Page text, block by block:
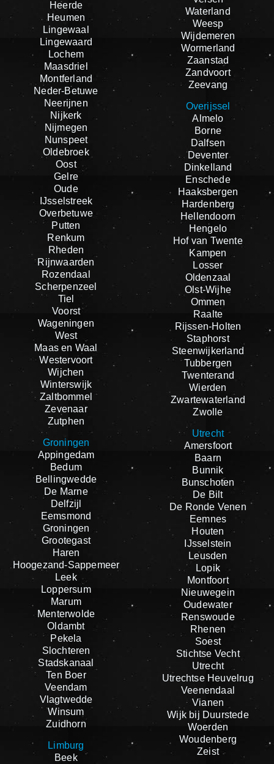
Heerde
Heumen
Lingewaal
Lingewaard
Lochem
Maasdriel
Montferland
Neder-Betuwe
Neerijnen
Nijkerk
Nijmegen
Nunspeet
Oldebroek
Oost
Gelre
Oude
IJsselstreek
Overbetuwe
Putten
Renkum
Rheden
Rijnwaarden
Rozendaal
Scherpenzeel
Tiel
Voorst
Wageningen
West
Maas en Waal
Westervoort
Wijchen
Winterswijk
Zaltbommel
Zevenaar
Zutphen
Groningen
Appingedam
Bedum
Bellingwedde
De Marne
Delfzijl
Eemsmond
Groningen
Grootegast
Haren
Hoogezand-Sappemeer
Leek
Loppersum
Marum
Menterwolde
Oldambt
Pekela
Slochteren
Stadskanaal
Ten Boer
Veendam
Vlagtwedde
Winsum
Zuidhorn
Limburg
Beek
Waterland
Weesp
Wijdemeren
Wormerland
Zaanstad
Zandvoort
Zeevang
Overijssel
Almelo
Borne
Dalfsen
Deventer
Dinkelland
Enschede
Haaksbergen
Hardenberg
Hellendoorn
Hengelo
Hof van Twente
Kampen
Losser
Oldenzaal
Olst-Wijhe
Ommen
Raalte
Rijssen-Holten
Staphorst
Steenwijkerland
Tubbergen
Twenterand
Wierden
Zwartewaterland
Zwolle
Utrecht
Amersfoort
Baarn
Bunnik
Bunschoten
De Bilt
De Ronde Venen
Eemnes
Houten
IJsselstein
Leusden
Lopik
Montfoort
Nieuwegein
Oudewater
Renswoude
Rhenen
Soest
Stichtse Vecht
Utrecht
Utrechtse Heuvelrug
Veenendaal
Vianen
Wijk bij Duurstede
Woerden
Woudenberg
Zeist